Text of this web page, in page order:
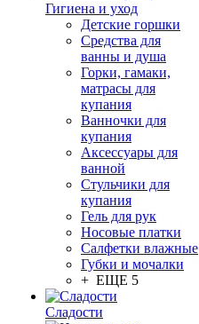
Гигиена и уход
Детские горшки
Средства для
ванны и душа
Горки, гамаки,
матрасы для
купания
Ванночки для
купания
Аксессуары для
ванной
Стульчики для
купания
Гель для рук
Носовые платки
Салфетки влажные
Губки и мочалки
+ ЕЩЕ 5
Сладости